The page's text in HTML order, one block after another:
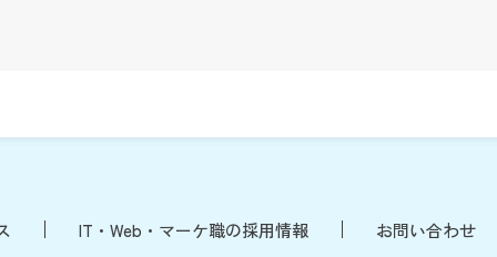
IT・Web・マーケ職の採用情報 お問い合わせ